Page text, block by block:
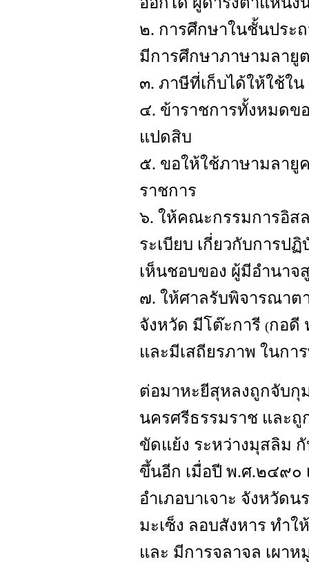
๒. การศึกษาในชั้นประ
มีการศึกษาภาษามลายู
๓. ภาษีที่เก็บได้ให้ใช้ใ
๔. ข้าราชการทั้งหมดข
แปดสิบ
๕. ขอให้ใช้ภาษามลายู
ราชการ
๖. ให้คณะกรรมการอิส
ระเบียบ เกี่ยวกับการป
เห็นชอบของ ผู้มีอำนาจ
๗. ให้ศาลรับพิจารณาต
จังหวัด มีโต๊ะการี (กอดี
และมีเสถียรภาพ ในก
ต่อมาหะยีสุหลงถูกจับกุ
นครศรีธรรมราช และถู
ขัดแย้ง ระหว่างมุสลิม
ขึ้นอีก เมื่อปี พ.ศ.๒๔๙๐
อำเภอบาเจาะ จังหวัด
มะเซ็ง ลอบสังหาร ทำ
และ มีการจลาจล เผา